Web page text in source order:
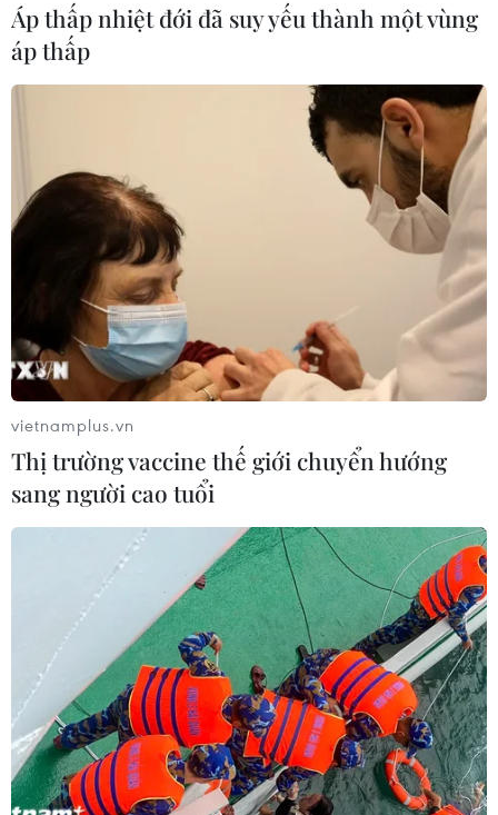
TIN LIÊN QUAN
Điều phối vật liệu giữa các dự án Cao tốc
Bắc-Nam: Cần có hướng dẫn cụ thể
23/01/2024 03:35
Tỉnh Phú Yên đề nghị Bộ Giao thông Vận tải phối hợp
với Bộ Tài nguyên và Môi trường có hướng dẫn cụ thể
để có cơ sở thống nhất giải quyết điều phối vật liệu khai
thác phục vụ thi công Cao tốc Bắc-Nam.
Áp thấp nhiệt đới đã suy yếu thành một vùng
áp thấp
vietnamplus.vn
Thị trường vaccine thế giới chuyển hướng
sang người cao tuổi